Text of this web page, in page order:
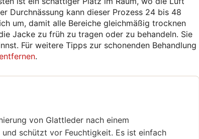
Durchnässung kann dieser Prozess 24 bis 48
um, damit alle Bereiche gleichmäßig trocknen
Jacke zu früh zu tragen oder zu behandeln. Sie
Für weitere Tipps zur schonenden Behandlung
.
von Glattleder nach einem
schützt vor Feuchtigkeit. Es ist einfach